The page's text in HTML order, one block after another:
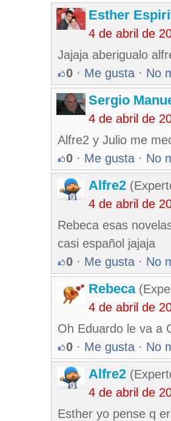
Esther
4 de abril de
Jajaja aberigualo
0 · Me gusta · No
Sergio
4 de abril de
Alfre2 y Julio me
0 · Me gusta · No
Alfre2
4 de abril de
Rebeca esas
casi español jajaja
0 · Me gusta · No
Rebeca
4 de abril de
Oh Eduardo le va a
0 · Me gusta · No
Alfre2
4 de abril de
Esther yo pense q